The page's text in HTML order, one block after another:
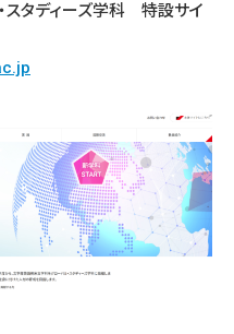
スタディーズ学科 特設サイ